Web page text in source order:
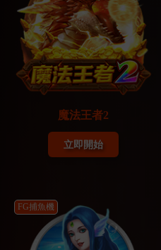
魔法王者2
立即開始
FG捕魚機